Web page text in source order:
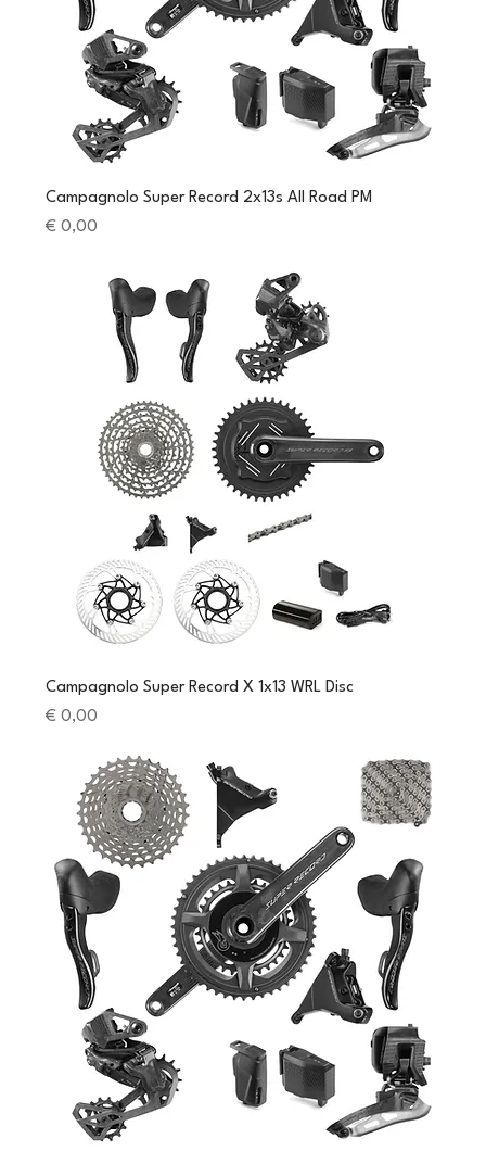
Campagnolo Super Record 2x13s All Road PM
Preis
€ 0,00
Campagnolo Super Record X 1x13 WRL Disc
Preis
€ 0,00